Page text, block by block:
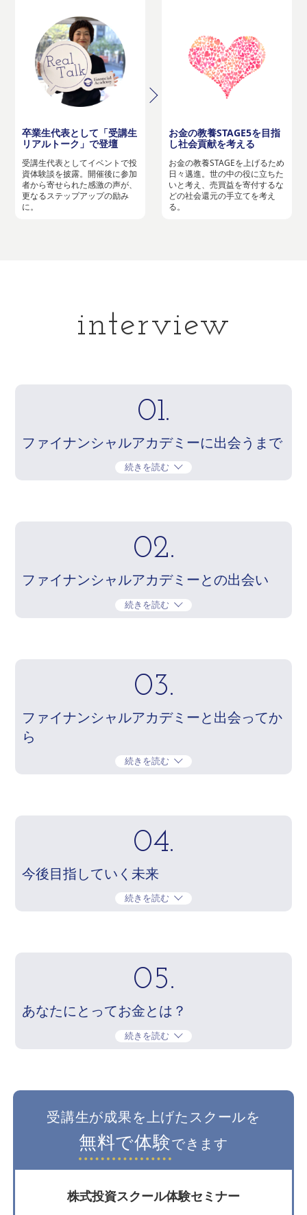
卒業生代表として「受講生
リアルトーク」で登壇
受講生代表としてイベントで投
資体験談を披露。開催後に参加
者から寄せられた感激の声が、
更なるステップアップの励み
に。
お金の教養STAGE5を目指
し社会貢献を考える
お金の教養STAGEを上げるため
日々邁進。世の中の役に立ちた
いと考え、売買益を寄付するな
どの社会還元の手立てを考え
る。
interview
01.
ファイナンシャルアカデミーに出会うまで
続きを読む
02.
ファイナンシャルアカデミーとの出会い
続きを読む
03.
ファイナンシャルアカデミーと出会ってか
ら
続きを読む
04.
今後目指していく未来
続きを読む
05.
あなたにとってお金とは？
続きを読む
受講生が成果を上げたスクールを
無料で体験できます
株式投資スクール体験セミナー